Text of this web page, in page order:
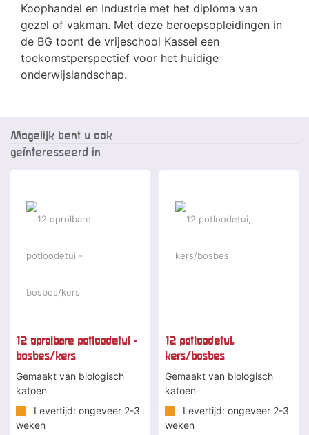
Koophandel en Industrie met het diploma van
gezel of vakman. Met deze beroepsopleidingen in
de BG toont de vrijeschool Kassel een
toekomstperspectief voor het huidige
onderwijslandschap.
Mogelijk bent u ook
geïnteresseerd in
12 oprolbare potloodetui -
bosbes/kers
Gemaakt van biologisch
katoen
Levertijd: ongeveer 2-3
weken
12 potloodetui,
kers/bosbes
Gemaakt van biologisch
katoen
Levertijd: ongeveer 2-3
weken